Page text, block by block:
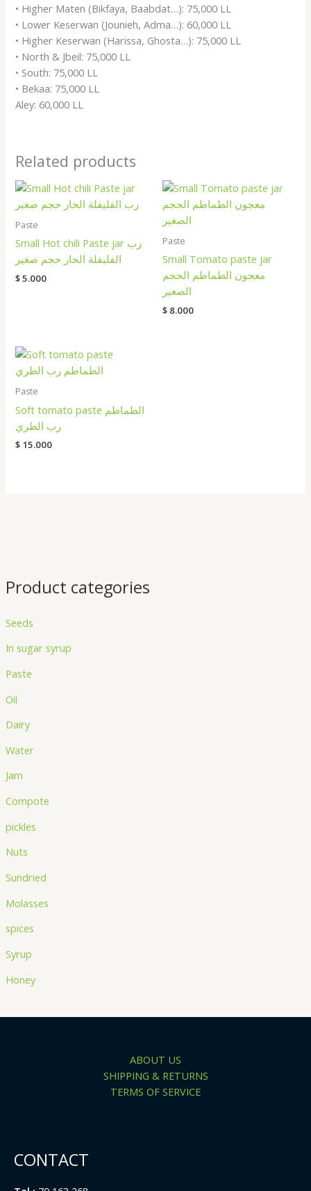
Product categories
Seeds
In sugar syrup
Paste
Oil
Dairy
Water
Jam
Compote
pickles
Nuts
Sundried
Molasses
spices
Syrup
Honey
• Higher Maten (Bikfaya, Baabdat…): 75,000 LL
• Lower Keserwan (Jounieh, Adma…): 60,000 LL
• Higher Keserwan (Harissa, Ghosta…): 75,000 LL
• North & Jbeil: 75,000 LL
• South: 75,000 LL
• Bekaa: 75,000 LL
Aley: 60,000 LL
Related products
Paste
Small Hot chili Paste jar رب
الفليفلة الحار حجم صغير
$5.000
Paste
Small Tomato paste jar
معجون الطماطم الحجم
الصغير
$ 8.000
Paste
Soft tomato paste الطماطم
رب الطري
$ 15.000
ABOUT US
SHIPPING & RETURNS
TERMS OF SERVICE
CONTACT